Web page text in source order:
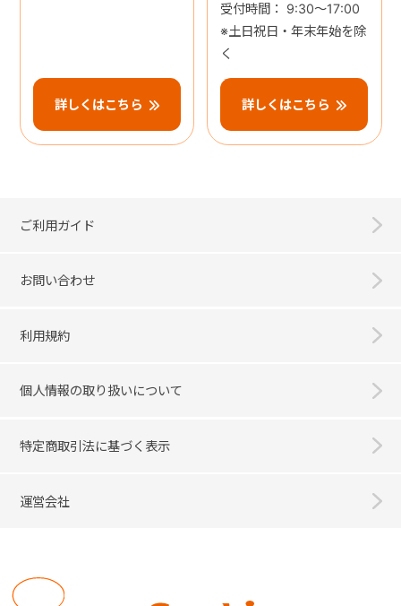
詳しくはこちら
受付時間： 9:30～17:00
※土日祝日・年末年始を除
く
詳しくはこちら
ご利用ガイド
お問い合わせ
利用規約
個人情報の取り扱いについて
特定商取引法に基づく表示
運営会社